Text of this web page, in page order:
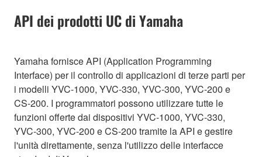
API dei prodotti UC di Yamaha
Yamaha fornisce API (Application Programming
Interface) per il controllo di applicazioni di terze parti per
i modelli YVC-1000, YVC-330, YVC-300, YVC-200 e
CS-200. I programmatori possono utilizzare tutte le
funzioni offerte dai dispositivi YVC-1000, YVC-330,
YVC-300, YVC-200 e CS-200 tramite la API e gestire
l'unità direttamente, senza l'utilizzo delle interfacce